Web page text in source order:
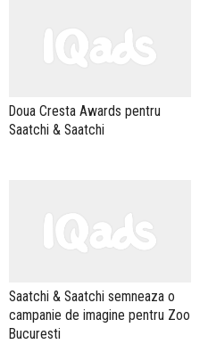
Doua Cresta Awards pentru
Saatchi & Saatchi
Saatchi & Saatchi semneaza o
campanie de imagine pentru Zoo
Bucuresti